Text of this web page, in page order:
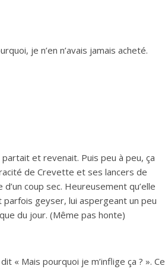
je n’en n’avais jamais acheté.
et revenait. Puis peu à peu, ça
de Crevette et ses lancers de
coup sec. Heureusement qu’elle
geyser, lui aspergeant un peu
du jour. (Même pas honte)
« Mais pourquoi je m’inflige ça ? ». Ce